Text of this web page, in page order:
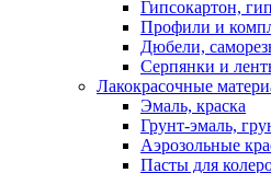
Гипсокартон,
Профили и
Дюбели,
Серпянки и
Лакокрасочные
Эмаль, краска
Грунт-эмаль,
Аэрозольные
Пасты для